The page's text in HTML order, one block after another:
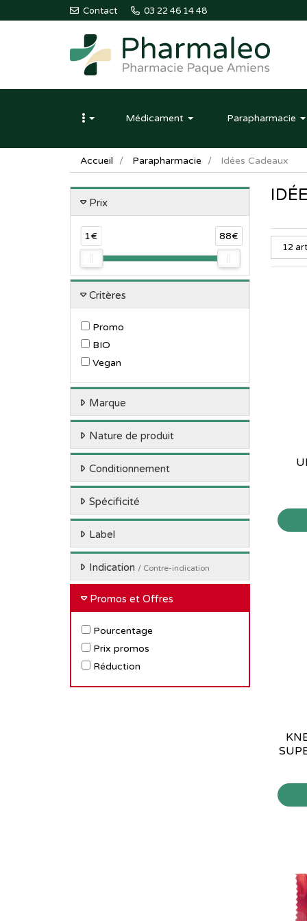
Contact 03 22 46 14 48
Pharmaleo
Pharmacie
Paque
Amiens
Médicament Parapharmacie
Accueil Parapharmacie Idées Cadeaux
Prix
1€ 88€
Critères
Promo
BIO
Vegan
Marque
Nature de produit
Conditionnement
Spécificité
Label
Indication / Contre-indication
Promos et Offres
Pourcentage
Prix promos
Réduction